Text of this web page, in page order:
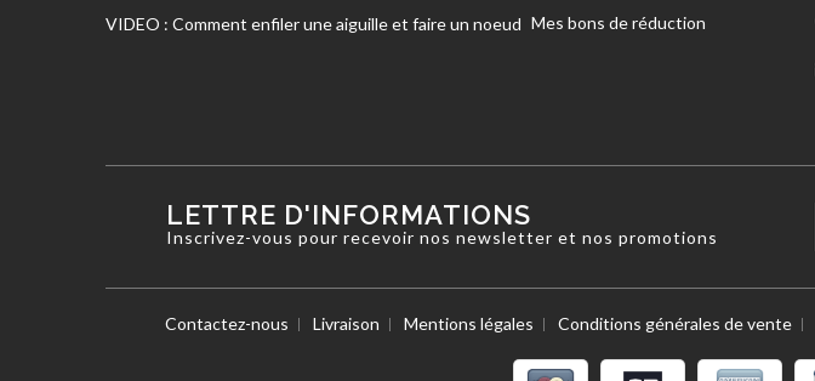
VIDEO : Comment enfiler une aiguille et faire un noeud Mes bons de réduction
LETTRE D'INFORMATIONS
Inscrivez-vous pour recevoir nos newsletter et nos promotions
Contactez-nous Livraison Mentions légales Conditions générales de vente